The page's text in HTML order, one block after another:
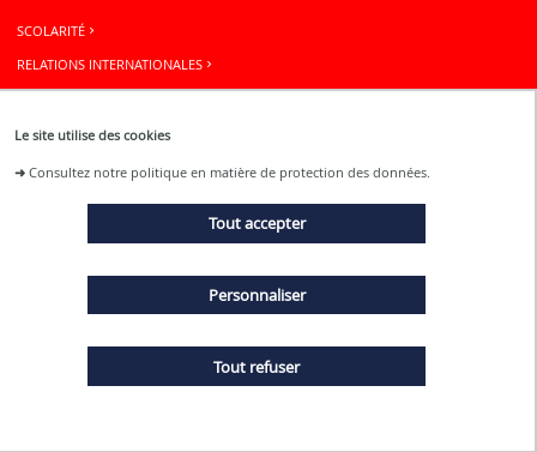
Le site utilise des cookies
➜Consultez notre politique en matière de protection des données.
Tout accepter
Tout refuser
Personnaliser
SCOLARITÉ
RELATIONS INTERNATIONALES
Restons connectés
ACTUALITÉS